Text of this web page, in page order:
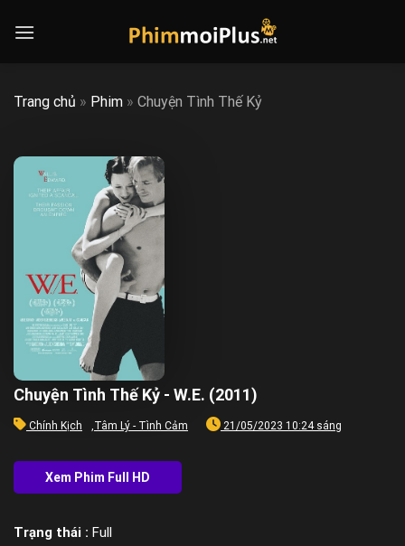
Trang chủ » Phim » Chuyện Tình Thế Kỷ
Chuyện Tình Thế Kỷ - W.E. (2011)
Chính Kịch ,Tâm Lý - Tình Cảm 21/05/2023 10:24 sáng
Trạng thái : Full